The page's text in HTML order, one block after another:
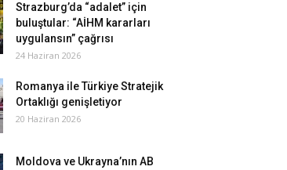
Strazburg’da “adalet” için
buluştular: “AİHM kararları
uygulansın” çağrısı
24 Haziran 2026
Romanya ile Türkiye Stratejik
Ortaklığı genişletiyor
20 Haziran 2026
Moldova ve Ukrayna’nın AB